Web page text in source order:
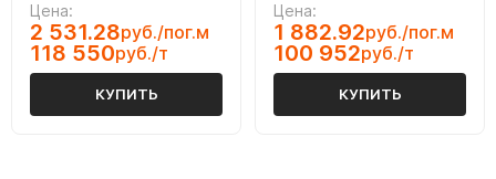
Цена:
2 531.28руб./пог.м
118 550руб./т
КУПИТЬ
Цена:
1 882.92руб./пог.м
100 952руб./т
КУПИТЬ